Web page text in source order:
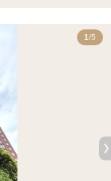
1/5